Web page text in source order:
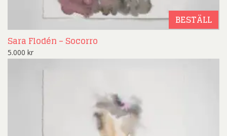
BESTÄLL
Sara Flodén – Socorro
5.000 kr